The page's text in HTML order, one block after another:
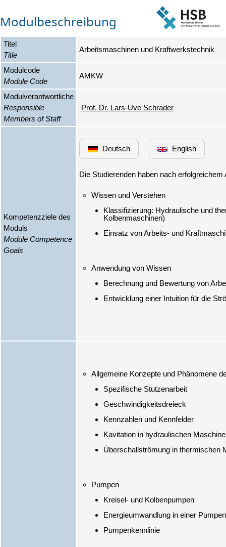
Modulbeschreibung
Titel
Title
Arbeitsmaschinen und Kraftwerkstechnik
Modulcode
Module Code
AMKW
Modulverantwortliche
Responsible
Members of Staff
Prof. Dr. Lars-Uve Schrader
Kompetenzziele des
Moduls
Module Competence
Goals
Deutsch English
Wissen und Verstehen
Klassifizierung: Hydraulische und
Kolbenmaschinen)
Einsatz von Arbeits- und
Anwendung von Wissen
Berechnung und Bewertung von
Entwicklung einer Intuition für die
Spezifische Stutzenarbeit
Geschwindigkeitsdreieck
Kennzahlen und Kennfelder
Kavitation in hydraulischen
Überschallströmung in thermischen
Pumpen
Kreisel- und Kolbenpumpen
Energieumwandlung in einer
Pumpenkennlinie